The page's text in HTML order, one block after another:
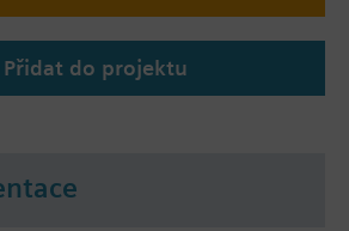
Přidat do projektu